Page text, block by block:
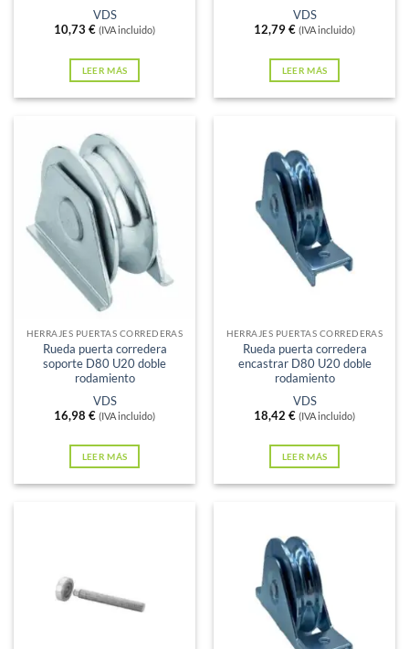
VDS
10,73 € (IVA incluido)
LEER MÁS
VDS
12,79€ (IVA incluido)
LEER MÁS
Sin existencias
HERRAJES PUERTAS CORREDERAS
Rueda puerta corredera
soporte D80 U20 doble
rodamiento
VDS
16,98 € (IVA incluido)
LEER MÁS
HERRAJES PUERTAS CORREDERAS
Rueda puerta corredera
encastrar D80 U20 doble
rodamiento
VDS
18,42 € (IVA incluido)
LEER MÁS